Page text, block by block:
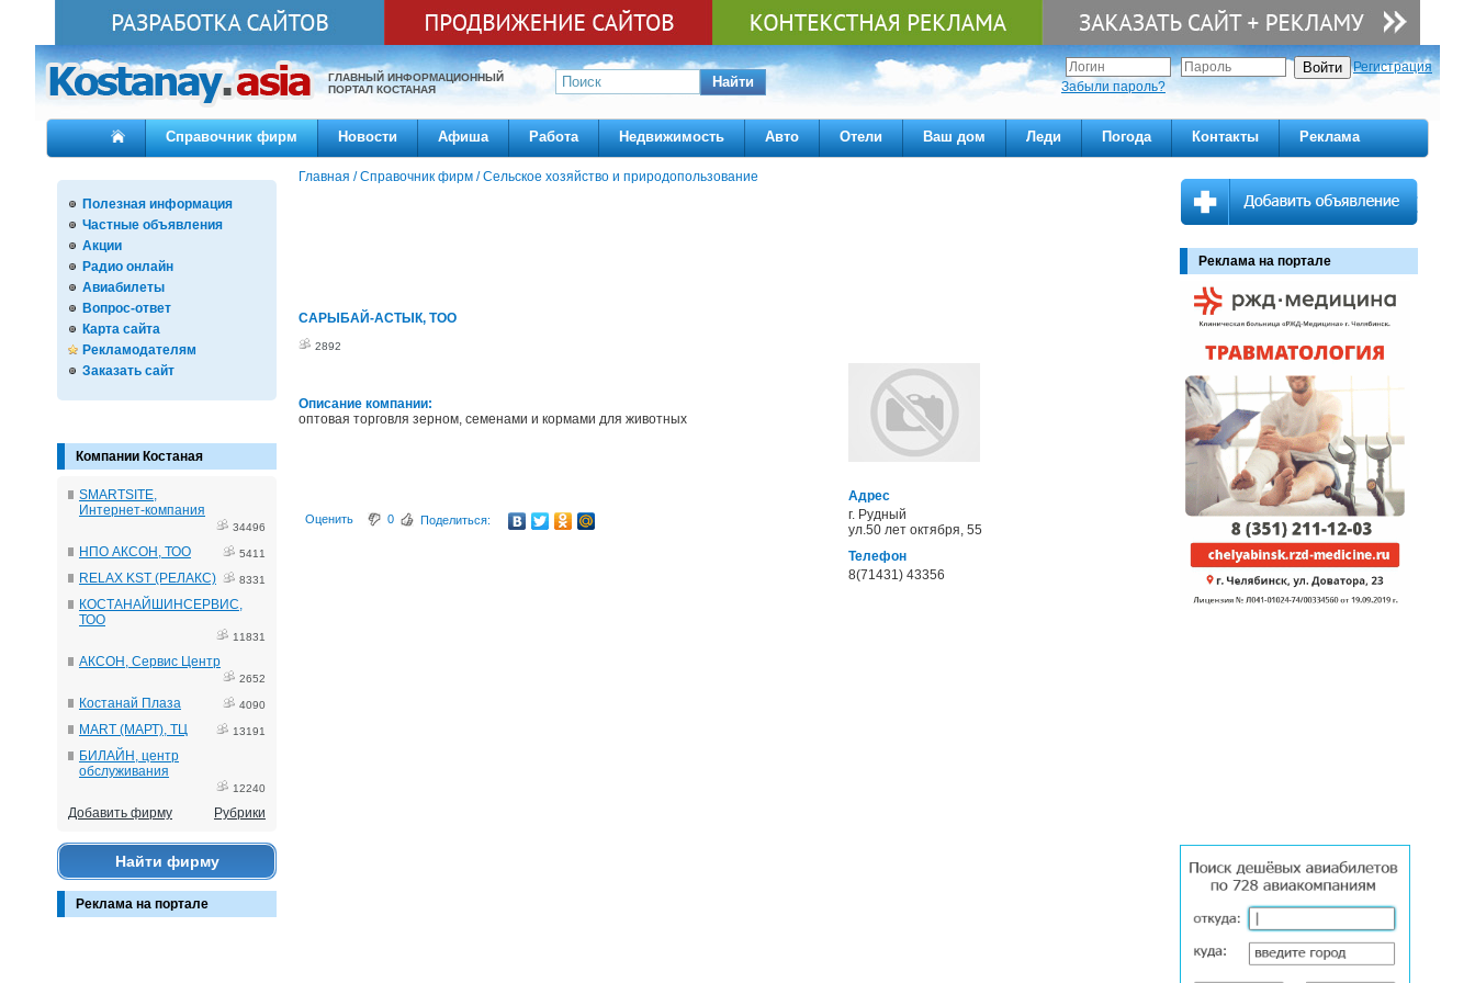
ГЛАВНЫЙ ИНФОРМАЦИОННЫЙ
ПОРТАЛ КОСТАНАЯ
Найти
Регистрация
Забыли пароль?
Справочник фирм Новости Афиша Работа Недвижимость Авто Отели Ваш дом Леди Погода Контакты Реклама
Полезная информация
Частные объявления
Акции
Радио онлайн
Авиабилеты
Вопрос-ответ
Карта сайта
Рекламодателям
Заказать сайт
Компании Костаная
SMARTSITE,
Интернет-компания
34496
НПО АКСОН, ТОО 5411
RELAX KST (РЕЛАКС) 8331
КОСТАНАЙШИНСЕРВИС,
ТОО
11831
АКСОН, Сервис Центр
2652
Костанай Плаза 4090
MART (МАРТ), ТЦ 13191
БИЛАЙН, центр
обслуживания
12240
Добавить фирму Рубрики
Найти фирму
Реклама на портале
Главная /Справочник фирм /Сельское хозяйство и природопользование
САРЫБАЙ-АСТЫК, ТОО
2892
Описание компании:
оптовая торговля зерном, семенами и кормами для животных
Адрес
г. Рудный
ул.50 лет октября, 55
Телефон
8(71431) 43356
Оценить 0 Поделиться:
Реклама на портале